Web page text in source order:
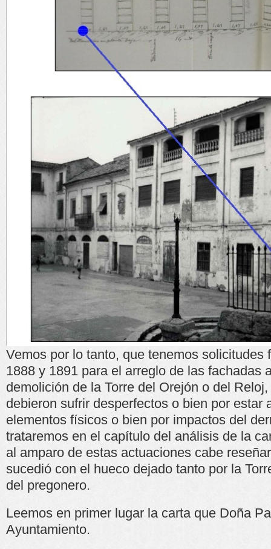
Vemos por lo tanto, que tenemos solicitudes
1888 y 1891 para el arreglo de las fachadas
demolición de la Torre del Orejón o del
debieron sufrir desperfectos o bien por estar
elementos físicos o bien por impactos del
trataremos en el capítulo del análisis de la
al amparo de estas actuaciones cabe
sucedió con el hueco dejado tanto por la
del pregonero.
Leemos en primer lugar la carta que Doña
Ayuntamiento.